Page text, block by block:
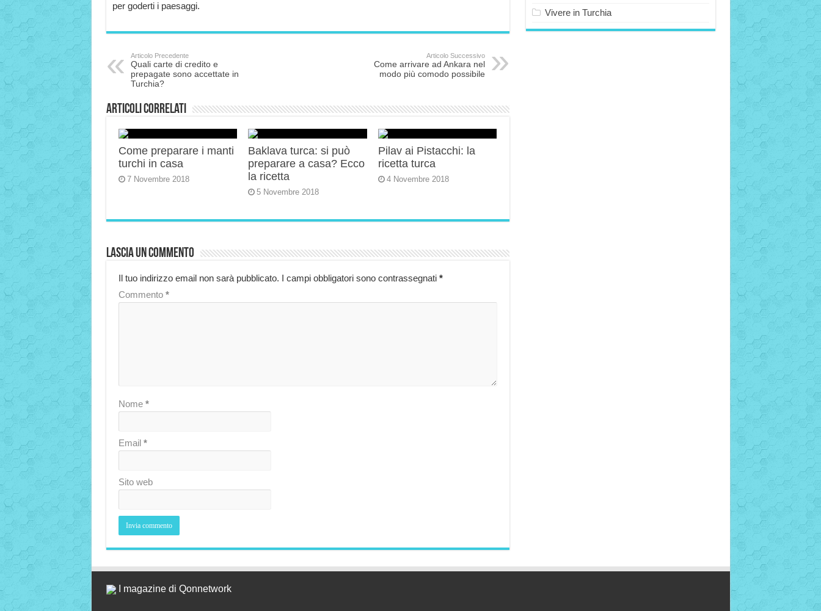
per goderti i paesaggi.
Articolo Precedente
Quali carte di credito e
prepagate sono accettate in
Turchia?
Articolo Successivo
Come arrivare ad Ankara nel
modo più comodo possibile
Articoli correlati
Come preparare i manti
turchi in casa
7 Novembre 2018
Baklava turca: si può
preparare a casa? Ecco
la ricetta
5 Novembre 2018
Pilav ai Pistacchi: la
ricetta turca
4 Novembre 2018
Lascia un commento
Il tuo indirizzo email non sarà pubblicato. I campi obbligatori sono contrassegnati *
Commento *
Nome *
Email *
Sito web
Vivere in Turchia
I magazine di Qonnetwork